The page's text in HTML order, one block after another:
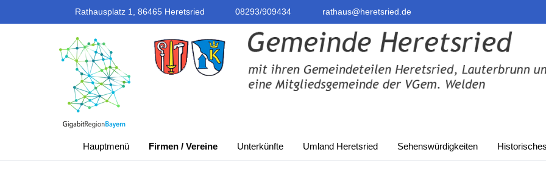
Rathausplatz 1, 86465 Heretsried 08293/909434 rathaus@heretsried.de
Hauptmenü Firmen / Vereine Unterkünfte Umland Heretsried Sehenswürdigkeiten